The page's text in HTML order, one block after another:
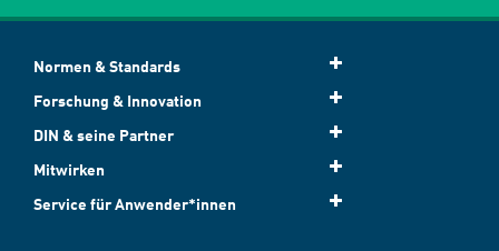
Normen & Standards
Forschung & Innovation
DIN & seine Partner
Mitwirken
Service für Anwender*innen